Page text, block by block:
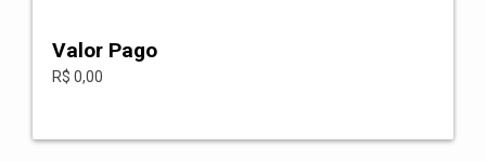
Valor Pago
R$ 0,00